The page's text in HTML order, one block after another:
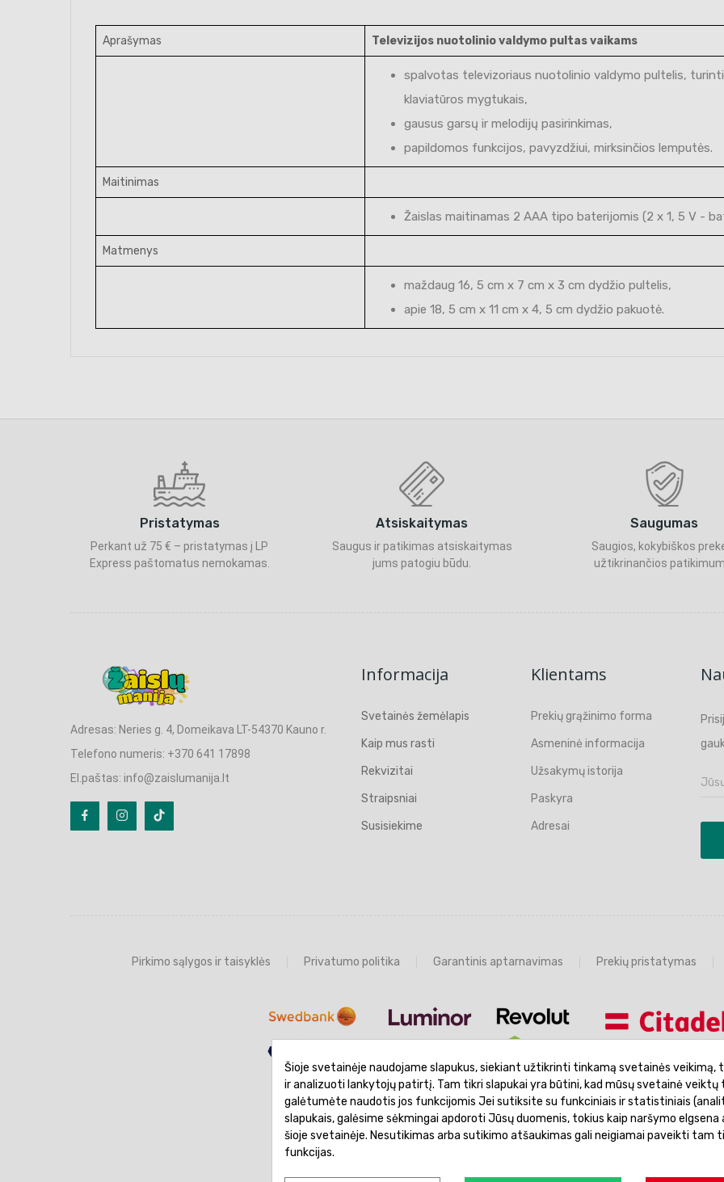
Aprašymas Televizijos nuotolinio valdymo pultas vaikams
spalvotas televizoriaus nuotolinio valdymo pultelis,
klaviatūros mygtukais,
gausus garsų ir melodijų pasirinkimas,
papildomos funkcijos, pavyzdžiui, mirksinčios lemputės.
Maitinimas
Žaislas maitinamas 2 AAA tipo baterijomis (2 x 1, 5 V -
Matmenys
maždaug 16, 5 cm x 7 cm x 3 cm dydžio pultelis,
apie 18, 5 cm x 11 cm x 4, 5 cm dydžio pakuotė.
Pristatymas
Perkant už 75 € – pristatymas į LP
Express paštomatus nemokamas.
Atsiskaitymas
Saugus ir patikimas atsiskaitymas
jums patogiu būdu.
Saugumas
Saugios, kokybiškos
užtikrinančios
Adresas: Neries g. 4, Domeikava LT-54370 Kauno r.
Telefono numeris: +370 641 17898
El.paštas: info@zaislumanija.lt
Informacija
Svetainės žemėlapis
Kaip mus rasti
Rekvizitai
Straipsniai
Susisiekime
Klientams
Prekių grąžinimo forma
Asmeninė informacija
Užsakymų istorija
Paskyra
Adresai
Pirkimo sąlygos ir taisyklės Privatumo politika Garantinis aptarnavimas Prekių pristatymas
Šioje svetainėje naudojame slapukus, siekiant užtikrinti tinkamą svetainės veikimą,
ir analizuoti lankytojų patirtį. Tam tikri slapukai yra būtini, kad mūsų svetainė veiktų
galėtumėte naudotis jos funkcijomis Jei sutiksite su funkciniais ir statistiniais
slapukais, galėsime sėkmingai apdoroti Jūsų duomenis, tokius kaip naršymo elgsena
šioje svetainėje. Nesutikimas arba sutikimo atšaukimas gali neigiamai paveikti tam
funkcijas.